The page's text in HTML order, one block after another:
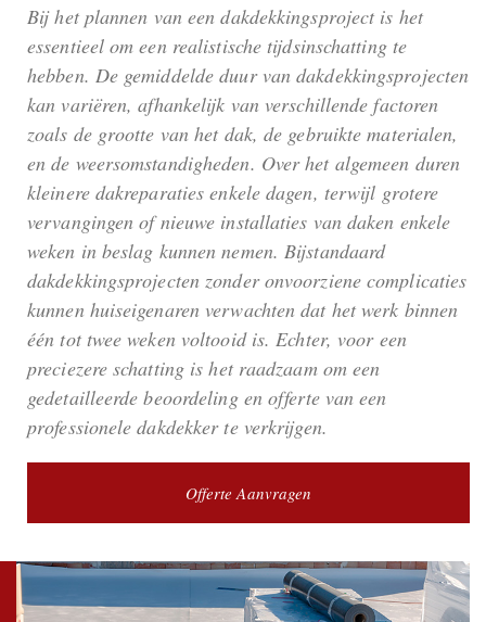
Bij het plannen van een dakdekkingsproject is het
essentieel om een realistische tijdsinschatting te
hebben. De gemiddelde duur van dakdekkingsprojecten
kan variëren, afhankelijk van verschillende factoren
zoals de grootte van het dak, de gebruikte materialen,
en de weersomstandigheden. Over het algemeen duren
kleinere dakreparaties enkele dagen, terwijl grotere
vervangingen of nieuwe installaties van daken enkele
weken in beslag kunnen nemen. Bijstandaard
dakdekkingsprojecten zonder onvoorziene complicaties
kunnen huiseigenaren verwachten dat het werk binnen
één tot twee weken voltooid is. Echter, voor een
preciezere schatting is het raadzaam om een
gedetailleerde beoordeling en offerte van een
professionele dakdekker te verkrijgen.
Offerte Aanvragen